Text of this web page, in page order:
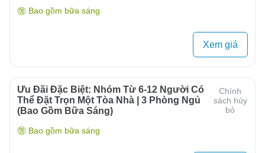
Bao gồm bữa sáng
Xem giá
Ưu Đãi Đặc Biệt: Nhóm Từ 6-12 Người Có
Thể Đặt Trọn Một Tòa Nhà | 3 Phòng Ngủ
(bao Gồm Bữa Sáng)
Chính
sách hủy
bỏ
Bao gồm bữa sáng